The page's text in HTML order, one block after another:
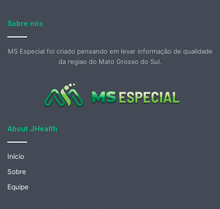
Sobre nós
MS Especial foi criado pensando em levar informação de qualidade
da regiao do Mato Grosso do Sul.
About JHealth
Início
Sobre
Equipe